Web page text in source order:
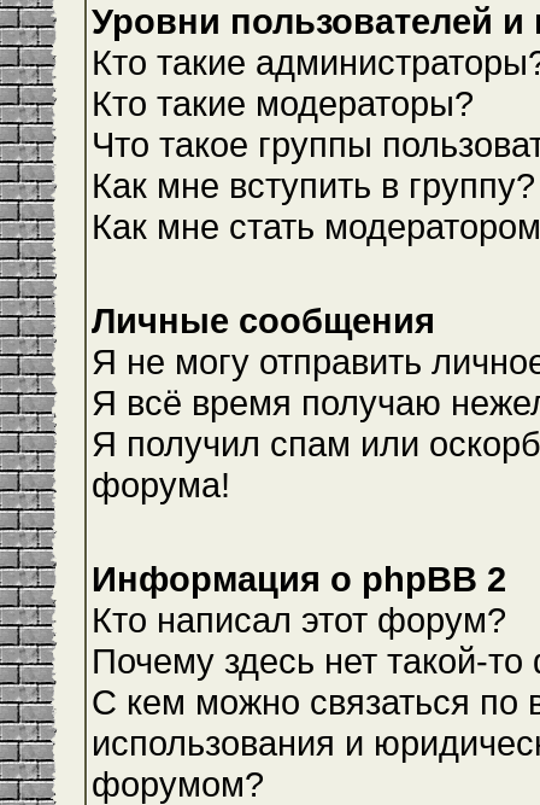
Уровни пользователей и
Кто такие
Кто такие модераторы?
Что такое группы
Как мне вступить в группу?
Как мне стать
Личные сообщения
Я не могу отправить
Я всё время получаю
Я получил спам или
форума!
Информация о phpBB 2
Кто написал этот форум?
Почему здесь нет такой-
С кем можно связаться по
использования и
форумом?